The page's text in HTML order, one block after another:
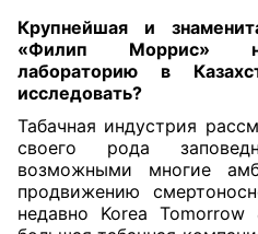
Крупнейшая и
«Филип Моррис»
лабораторию в
исследовать?
Табачная индустрия
своего рода
возможными многие
продвижению
недавно Korea